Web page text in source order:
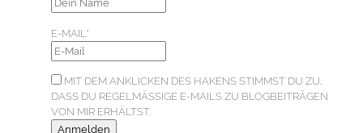
E-MAIL*
MIT DEM ANKLICKEN DES HAKENS STIMMST DU ZU,
DASS DU REGELMÄSSIGE E-MAILS ZU BLOGBEITRÄGEN V
ON MIR ERHÄLTST.